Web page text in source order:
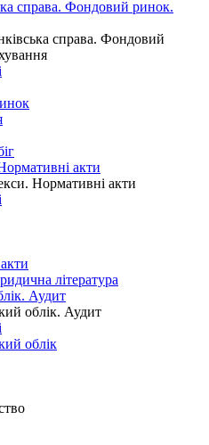
справа. Фондовий ринок.
справа. Фондовий
акти
Нормативні акти
література
Аудит
облік. Аудит
облік